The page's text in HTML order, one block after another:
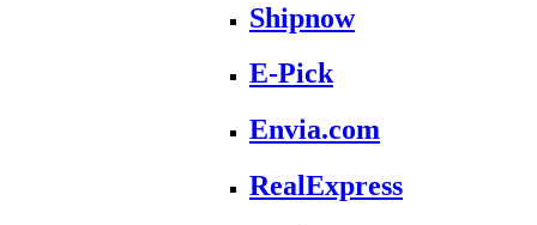
Shipnow
E-Pick
Envia.com
RealExpress